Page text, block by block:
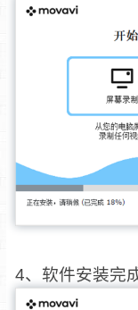
4、软件安装完